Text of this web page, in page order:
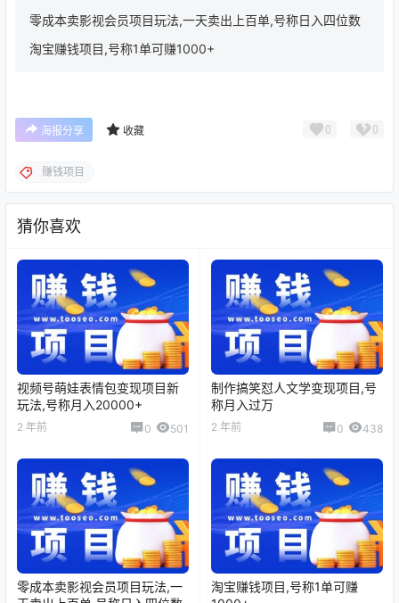
零成本卖影视会员项目玩法,一天卖出上百单,号称日入四位数
淘宝赚钱项目,号称1单可赚1000+
海报分享 收藏 0 0
赚钱项目
猜你喜欢
视频号萌娃表情包变现项目新
玩法,号称月入20000+
2 年前 0 501
制作搞笑怼人文学变现项目,号
称月入过万
2 年前 0 438
零成本卖影视会员项目玩法,一
淘宝赚钱项目,号称1单可赚